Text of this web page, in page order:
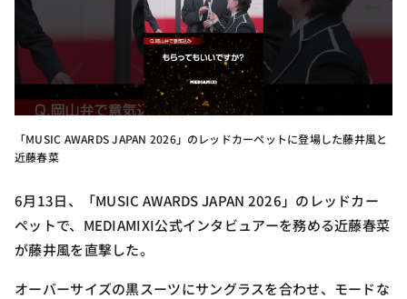
「MUSIC AWARDS JAPAN 2026」のレッドカーペットに登場した藤井風と
近藤春菜
6月13日、「MUSIC AWARDS JAPAN 2026」のレッドカー
ペットで、MEDIAMIXI公式インタビュアーを務める近藤春菜
が藤井風を直撃した。
オーバーサイズの黒スーツにサングラスを合わせ、モードな